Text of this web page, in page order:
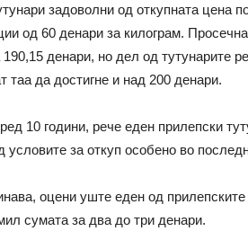
задоволни од откупната цена
од 60 денари за килограм.
денари, но дел од тутунарите
таа да достигне и над 200 денари.
10 години, рече еден прилепски
условите за откуп особено во
оцени уште еден од прилепските
сумата за два до три денари.